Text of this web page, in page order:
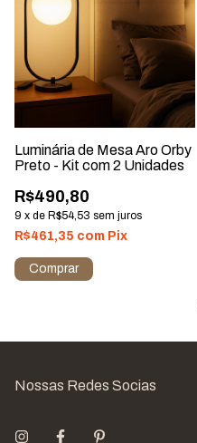
Luminária de Mesa Aro Orby
Preto - Kit com 2 Unidades
R$490,80
9 x de R$54,53 sem juros
R$461,35 com Pix
Nossas Redes Socias